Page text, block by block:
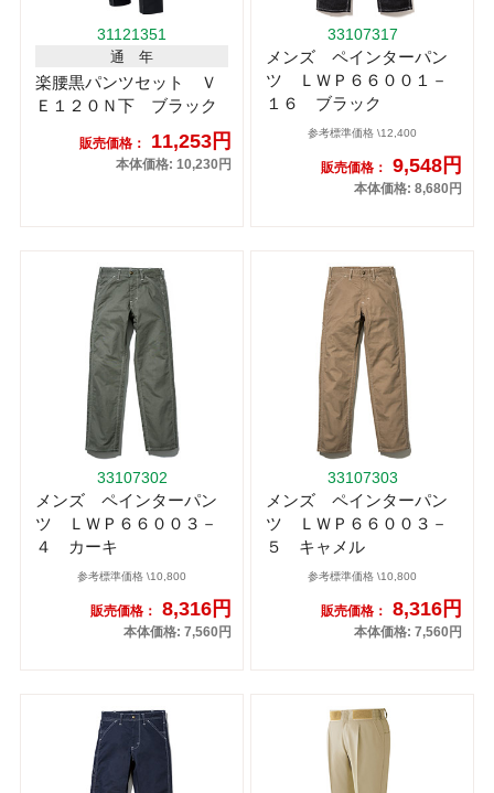
31121351
通 年
楽腰黒パンツセット Ｖ
Ｅ１２０Ｎ下 ブラック
販売価格： 11,253円
本体価格: 10,230円
33107317
メンズ ペインターパン
ツ ＬＷＰ６６００１－
１６ ブラック
参考標準価格 \12,400
販売価格： 9,548円
本体価格: 8,680円
33107302
メンズ ペインターパン
ツ ＬＷＰ６６００３－
４ カーキ
参考標準価格 \10,800
販売価格： 8,316円
本体価格: 7,560円
33107303
メンズ ペインターパン
ツ ＬＷＰ６６００３－
５ キャメル
参考標準価格 \10,800
販売価格： 8,316円
本体価格: 7,560円